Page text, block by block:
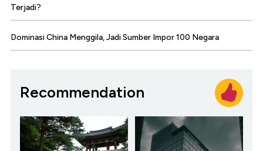
Terjadi?
Dominasi China Menggila, Jadi Sumber Impor 100 Negara
Recommendation